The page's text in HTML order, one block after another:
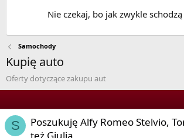
Nie czekaj, bo jak zwykle
Samochody
Kupię auto
Oferty dotyczące zakupu aut
S
Poszukuję Alfy Romeo Stelvio,